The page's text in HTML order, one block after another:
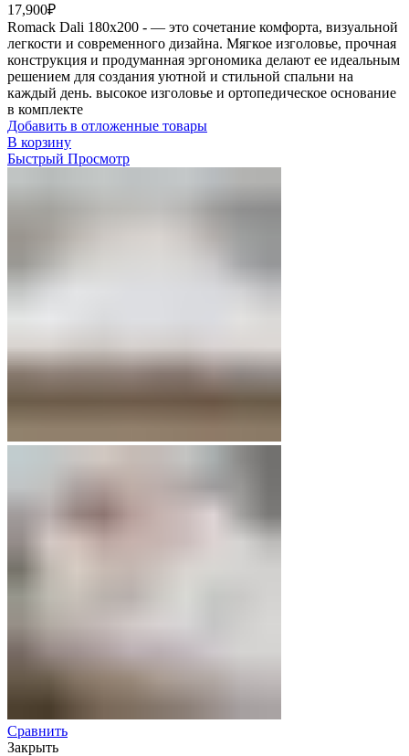
17,900₽
Romack Dali 180x200 - — это сочетание комфорта, визуальной
легкости и современного дизайна. Мягкое изголовье, прочная
конструкция и продуманная эргономика делают ее идеальным
решением для создания уютной и стильной спальни на
каждый день. высокое изголовье и ортопедическое основание
в комплекте
Добавить в отложенные товары
В корзину
Быстрый Просмотр
Сравнить
Закрыть